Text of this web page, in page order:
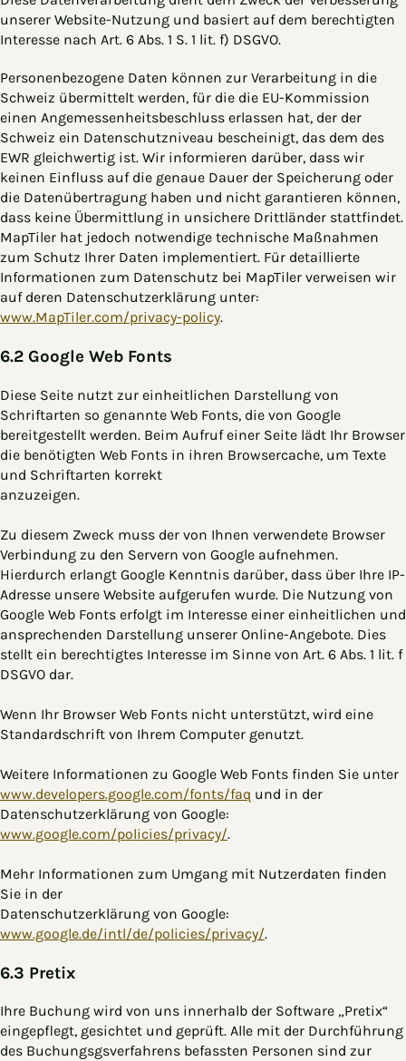
unserer Website-Nutzung und basiert auf dem berechtigten
Interesse nach Art. 6 Abs. 1 S. 1 lit. f) DSGVO.
Personenbezogene Daten können zur Verarbeitung in die
Schweiz übermittelt werden, für die die EU-Kommission
einen Angemessenheitsbeschluss erlassen hat, der der
Schweiz ein Datenschutzniveau bescheinigt, das dem des
EWR gleichwertig ist. Wir informieren darüber, dass wir
keinen Einfluss auf die genaue Dauer der Speicherung oder
die Datenübertragung haben und nicht garantieren können,
dass keine Übermittlung in unsichere Drittländer stattfindet.
MapTiler hat jedoch notwendige technische Maßnahmen
zum Schutz Ihrer Daten implementiert. Für detaillierte
Informationen zum Datenschutz bei MapTiler verweisen wir
auf deren Datenschutzerklärung unter:
www.MapTiler.com/privacy-policy.
6.2 Google Web Fonts
Diese Seite nutzt zur einheitlichen Darstellung von
Schriftarten so genannte Web Fonts, die von Google
bereitgestellt werden. Beim Aufruf einer Seite lädt Ihr Browser
die benötigten Web Fonts in ihren Browsercache, um Texte
und Schriftarten korrekt
anzuzeigen.
Zu diesem Zweck muss der von Ihnen verwendete Browser
Verbindung zu den Servern von Google aufnehmen.
Hierdurch erlangt Google Kenntnis darüber, dass über Ihre IP-
Adresse unsere Website aufgerufen wurde. Die Nutzung von
Google Web Fonts erfolgt im Interesse einer einheitlichen und
ansprechenden Darstellung unserer Online-Angebote. Dies
stellt ein berechtigtes Interesse im Sinne von Art. 6 Abs. 1 lit. f
DSGVO dar.
Wenn Ihr Browser Web Fonts nicht unterstützt, wird eine
Standardschrift von Ihrem Computer genutzt.
Weitere Informationen zu Google Web Fonts finden Sie unter
www.developers.google.com/fonts/faq und in der
Datenschutzerklärung von Google:
www.google.com/policies/privacy/.
Mehr Informationen zum Umgang mit Nutzerdaten finden
Sie in der
Datenschutzerklärung von Google:
www.google.de/intl/de/policies/privacy/.
6.3 Pretix
Ihre Buchung wird von uns innerhalb der Software „Pretix“
eingepflegt, gesichtet und geprüft. Alle mit der Durchführung
des Buchungsgsverfahrens befassten Personen sind zur